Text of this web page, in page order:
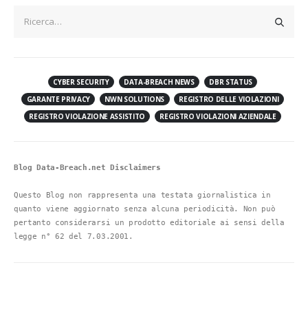
CYBER SECURITY DATA-BREACH NEWS
DBR STATUS
GARANTE PRIVACY
NWN SOLUTIONS
REGISTRO DELLE VIOLAZIONI
REGISTRO VIOLAZIONE ASSISTITO
REGISTRO VIOLAZIONI AZIENDALE
Blog Data-Breach.net Disclaimers
Questo Blog non rappresenta una testata giornalistica in
quanto viene aggiornato senza alcuna periodicità. Non può
pertanto considerarsi un prodotto editoriale ai sensi della
legge n° 62 del 7.03.2001.